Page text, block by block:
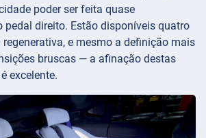
poder ser feita quase
pedal direito. Estão disponíveis quatro
e mesmo a definição mais
bruscas — a afinação destas
excelente.